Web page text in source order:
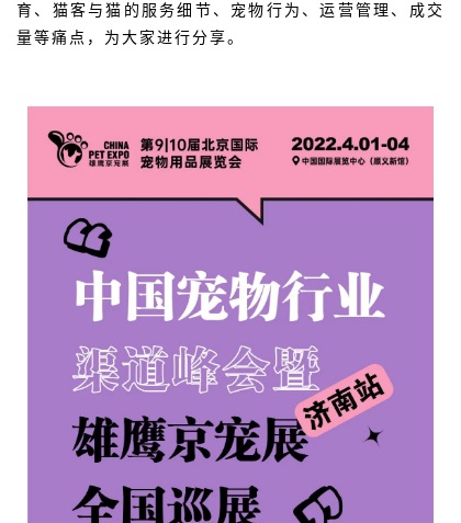
育、猫客与猫的服务细节、宠物行为、运营管理、成交
量等痛点，为大家进行分享。